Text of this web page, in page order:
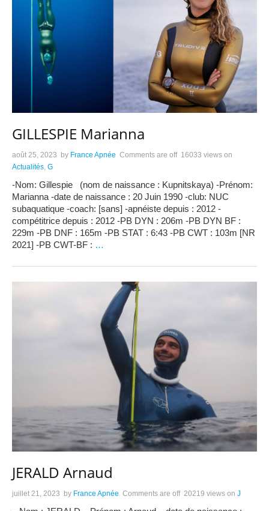
GILLESPIE Marianna
août 25, 2023 by France Apnée Comments are off 16033 views on
Actualités, G
-Nom: Gillespie (nom de naissance : Kupnitskaya) -Prénom:
Marianna -date de naissance : 20 Juin 1990 -club: NUC
subaquatique -coach: [sans] -apnéiste depuis : 2012 -
compétitrice depuis : 2012 -PB DYN : 206m -PB DYN BF :
229m -PB DNF : 165m -PB STAT : 6:43 -PB CWT : 103m [NR
2021] -PB CWT-BF : …
JERALD Arnaud
juillet 21, 2023 by France Apnée Comments are off 20219 views on J